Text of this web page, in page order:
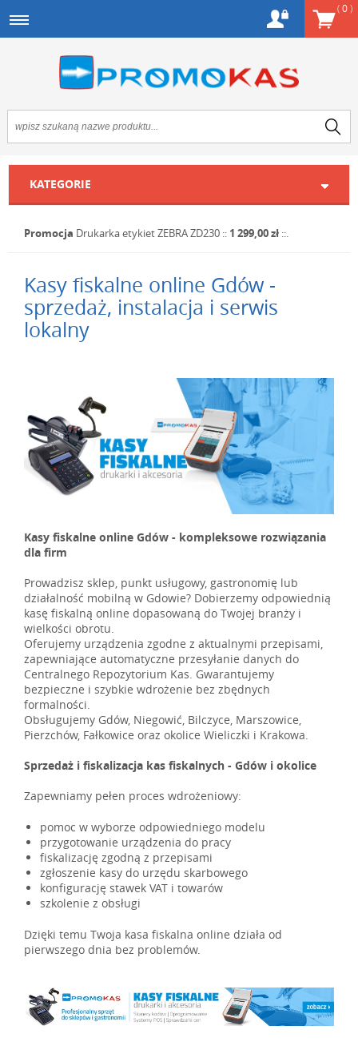
(0)
KATEGORIE
Promocja Drukarka etykiet ZEBRA ZD230 :: 1 299,00 zł ::.
Kasy fiskalne online Gdów -
sprzedaż, instalacja i serwis
lokalny
Kasy fiskalne online Gdów - kompleksowe rozwiązania
dla firm
Prowadzisz sklep, punkt usługowy, gastronomię lub
działalność mobilną w Gdowie? Dobierzemy odpowiednią
kasę fiskalną online dopasowaną do Twojej branży i
wielkości obrotu.
Oferujemy urządzenia zgodne z aktualnymi przepisami,
zapewniające automatyczne przesyłanie danych do
Centralnego Repozytorium Kas. Gwarantujemy
bezpieczne i szybkie wdrożenie bez zbędnych
formalności.
Obsługujemy Gdów, Niegowić, Bilczyce, Marszowice,
Pierzchów, Fałkowice oraz okolice Wieliczki i Krakowa.
Sprzedaż i fiskalizacja kas fiskalnych - Gdów i okolice
Zapewniamy pełen proces wdrożeniowy:
pomoc w wyborze odpowiedniego modelu
przygotowanie urządzenia do pracy
fiskalizację zgodną z przepisami
zgłoszenie kasy do urzędu skarbowego
konfigurację stawek VAT i towarów
szkolenie z obsługi
Dzięki temu Twoja kasa fiskalna online działa od
pierwszego dnia bez problemów.